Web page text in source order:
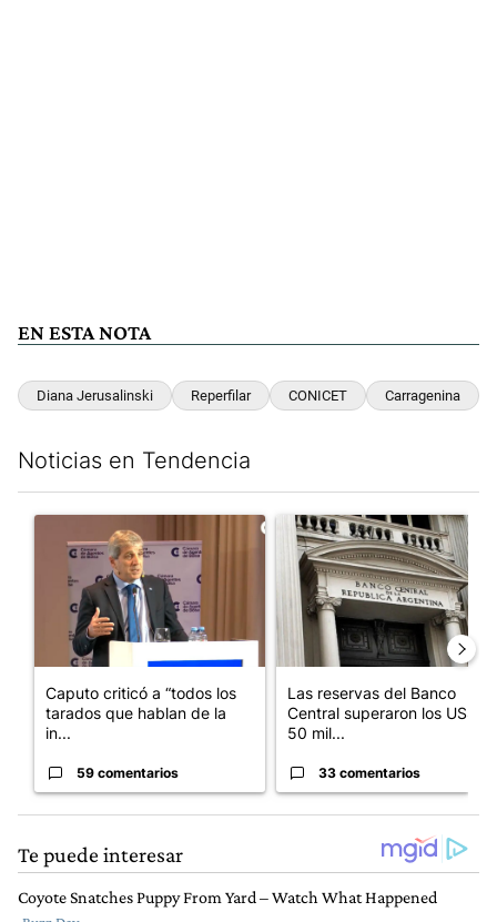
EN ESTA NOTA
Diana Jerusalinski Reperfilar CONICET Carragenina
Noticias en Tendencia
Un artículo de tendencia con el título "Caputo criticó a “todos
Caputo criticó a “todos los
tarados que hablan de la
in...
59 comentarios
Un artículo de tendencia
Las reservas del Banco
Central superaron los US$
50 mil...
33 comentarios